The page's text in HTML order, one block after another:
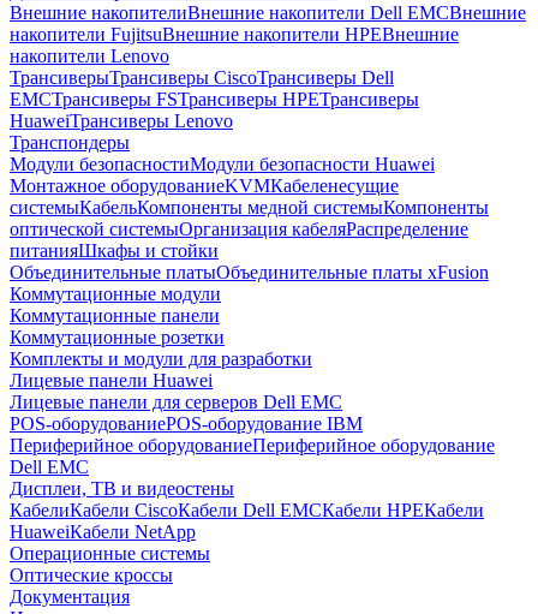
Внешние накопителиВнешние накопители Dell EMCВнешние
накопители FujitsuВнешние накопители HPEВнешние
накопители Lenovo
ТрансиверыТрансиверы CiscoТрансиверы Dell
EMCТрансиверы FSТрансиверы HPEТрансиверы
HuaweiТрансиверы Lenovo
Транспондеры
Модули безопасностиМодули безопасности Huawei
Монтажное оборудованиеKVMКабеленесущие
системыКабельКомпоненты медной системыКомпоненты
оптической системыОрганизация кабеляРаспределение
питанияШкафы и стойки
Объединительные платыОбъединительные платы xFusion
Коммутационные модули
Коммутационные панели
Коммутационные розетки
Комплекты и модули для разработки
Лицевые панели Huawei
Лицевые панели для серверов Dell EMC
POS-оборудованиеPOS-оборудование IBM
Периферийное оборудованиеПериферийное оборудование
Dell EMC
Дисплеи, ТВ и видеостены
КабелиКабели CiscoКабели Dell EMCКабели HPEКабели
HuaweiКабели NetApp
Операционные системы
Оптические кроссы
Документация